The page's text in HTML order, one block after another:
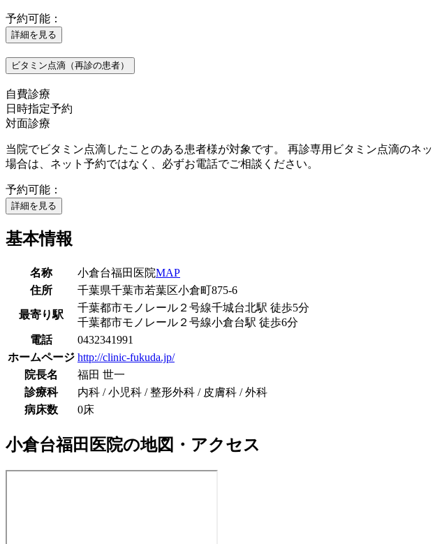
予約可能：
詳細を見る
ビタミン点滴（再診の患者）
自費診療
日時指定予約
対面診療
当院でビタミン点滴したことのある患者様が対象です。 再診専用ビタミン点滴の
場合は、ネット予約ではなく、必ずお電話でご相談ください。
予約可能：
詳細を見る
基本情報
名称 小倉台福田医院MAP
住所
千葉県千葉市若葉区小倉町875-6
最寄り駅
千葉都市モノレール２号線千城台北駅 徒歩5分
千葉都市モノレール２号線小倉台駅 徒歩6分
電話
0432341991
ホームページ http://clinic-fukuda.jp/
院長名
福田 世一
診療科
内科 / 小児科 / 整形外科 / 皮膚科 / 外科
病床数
0床
小倉台福田医院の地図・アクセス